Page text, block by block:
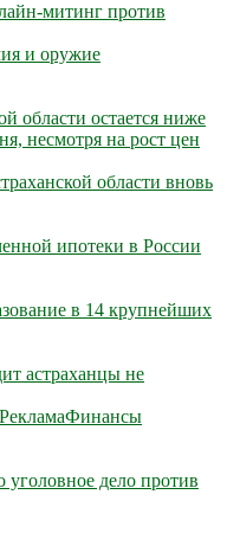
митинг против
и оружие
области остается ниже
несмотря на рост цен
области вновь
ипотеки в России
в 14 крупнейших
астраханцы не
РекламаФинансы
дело против